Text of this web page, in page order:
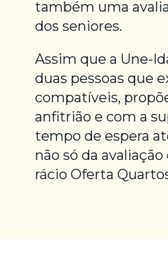
também uma
dos seniores.
Assim que a Une-
duas pessoas que
compatíveis,
anfitrião e com a
tempo de espera
não só da
rácio Oferta